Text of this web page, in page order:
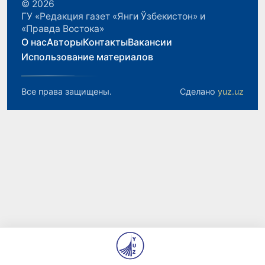
© 2026
ГУ «Редакция газет «Янги Ўзбекистон» и
«Правда Востока»
О насАвторыКонтактыВакансии
Использование материалов
Все права защищены. Сделано yuz.uz